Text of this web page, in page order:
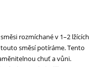
rozmíchané v 1–2 lžících
směsí potíráme. Tento
chuť a vůni.